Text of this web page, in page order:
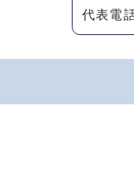
代表電